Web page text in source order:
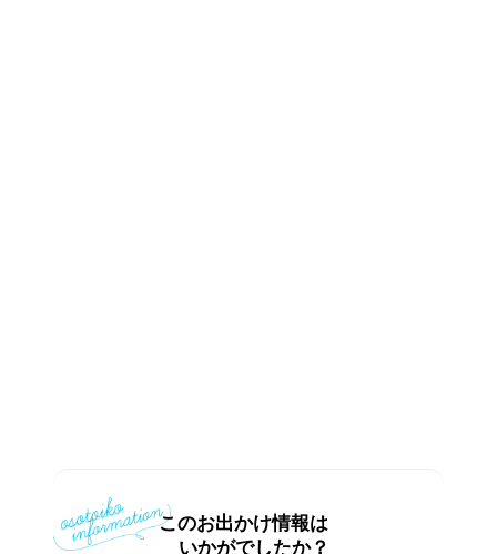
このお出かけ情報は
いかがでしたか？